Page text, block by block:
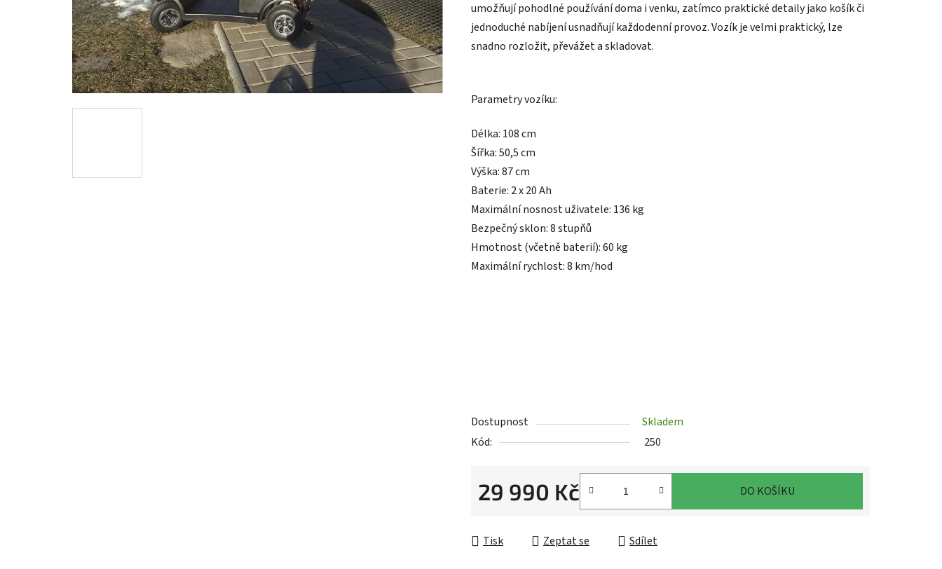
umožňují pohodlné používání doma i venku, zatímco praktické detaily jako košík či
jednoduché nabíjení usnadňují každodenní provoz. Vozík je velmi praktický, lze
snadno rozložit, převážet a skladovat.
Parametry vozíku:
Délka: 108 cm
Šířka: 50,5 cm
Výška: 87 cm
Baterie: 2 x 20 Ah
Maximální nosnost uživatele: 136 kg
Bezpečný sklon: 8 stupňů
Hmotnost (včetně baterií): 60 kg
Maximální rychlost: 8 km/hod
Dostupnost
Skladem
Kód:
250
29 990 Kč DO KOŠÍKU
Tisk Zeptat se Sdílet